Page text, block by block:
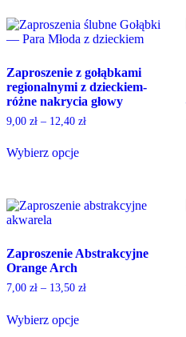
has
multiple
variants.
options
may
be
chosen
on
product
Zaproszenie z gołąbkami
regionalnymi z dzieckiem-
różne nakrycia głowy
9,00 zł – 12,40 zł
Wybierz opcje
has
multiple
variants.
options
may
be
chosen
the
Zaproszenie Abstrakcyjne
Orange Arch
7,00 zł – 13,50 zł
Wybierz opcje